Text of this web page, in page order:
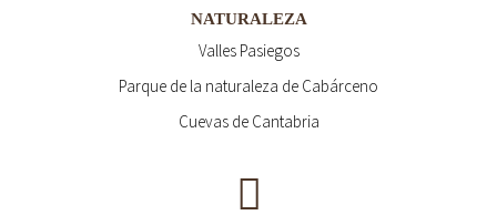
NATURALEZA
Valles Pasiegos
Parque de la naturaleza de Cabárceno
Cuevas de Cantabria